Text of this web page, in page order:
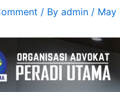
/ By admin / May